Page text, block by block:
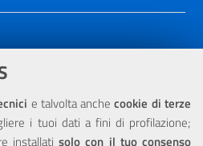
e talvolta anchecookie di terze
i tuoi dati a fini di profilazione;
installatisolo con il tuo consenso